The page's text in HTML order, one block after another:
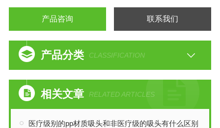
产品咨询 联系我们
产品分类 CLASSIFICATION
相关文章 RELATED ARTICLES
医疗级别的pp材质吸头和非医疗级的吸头有什么区别